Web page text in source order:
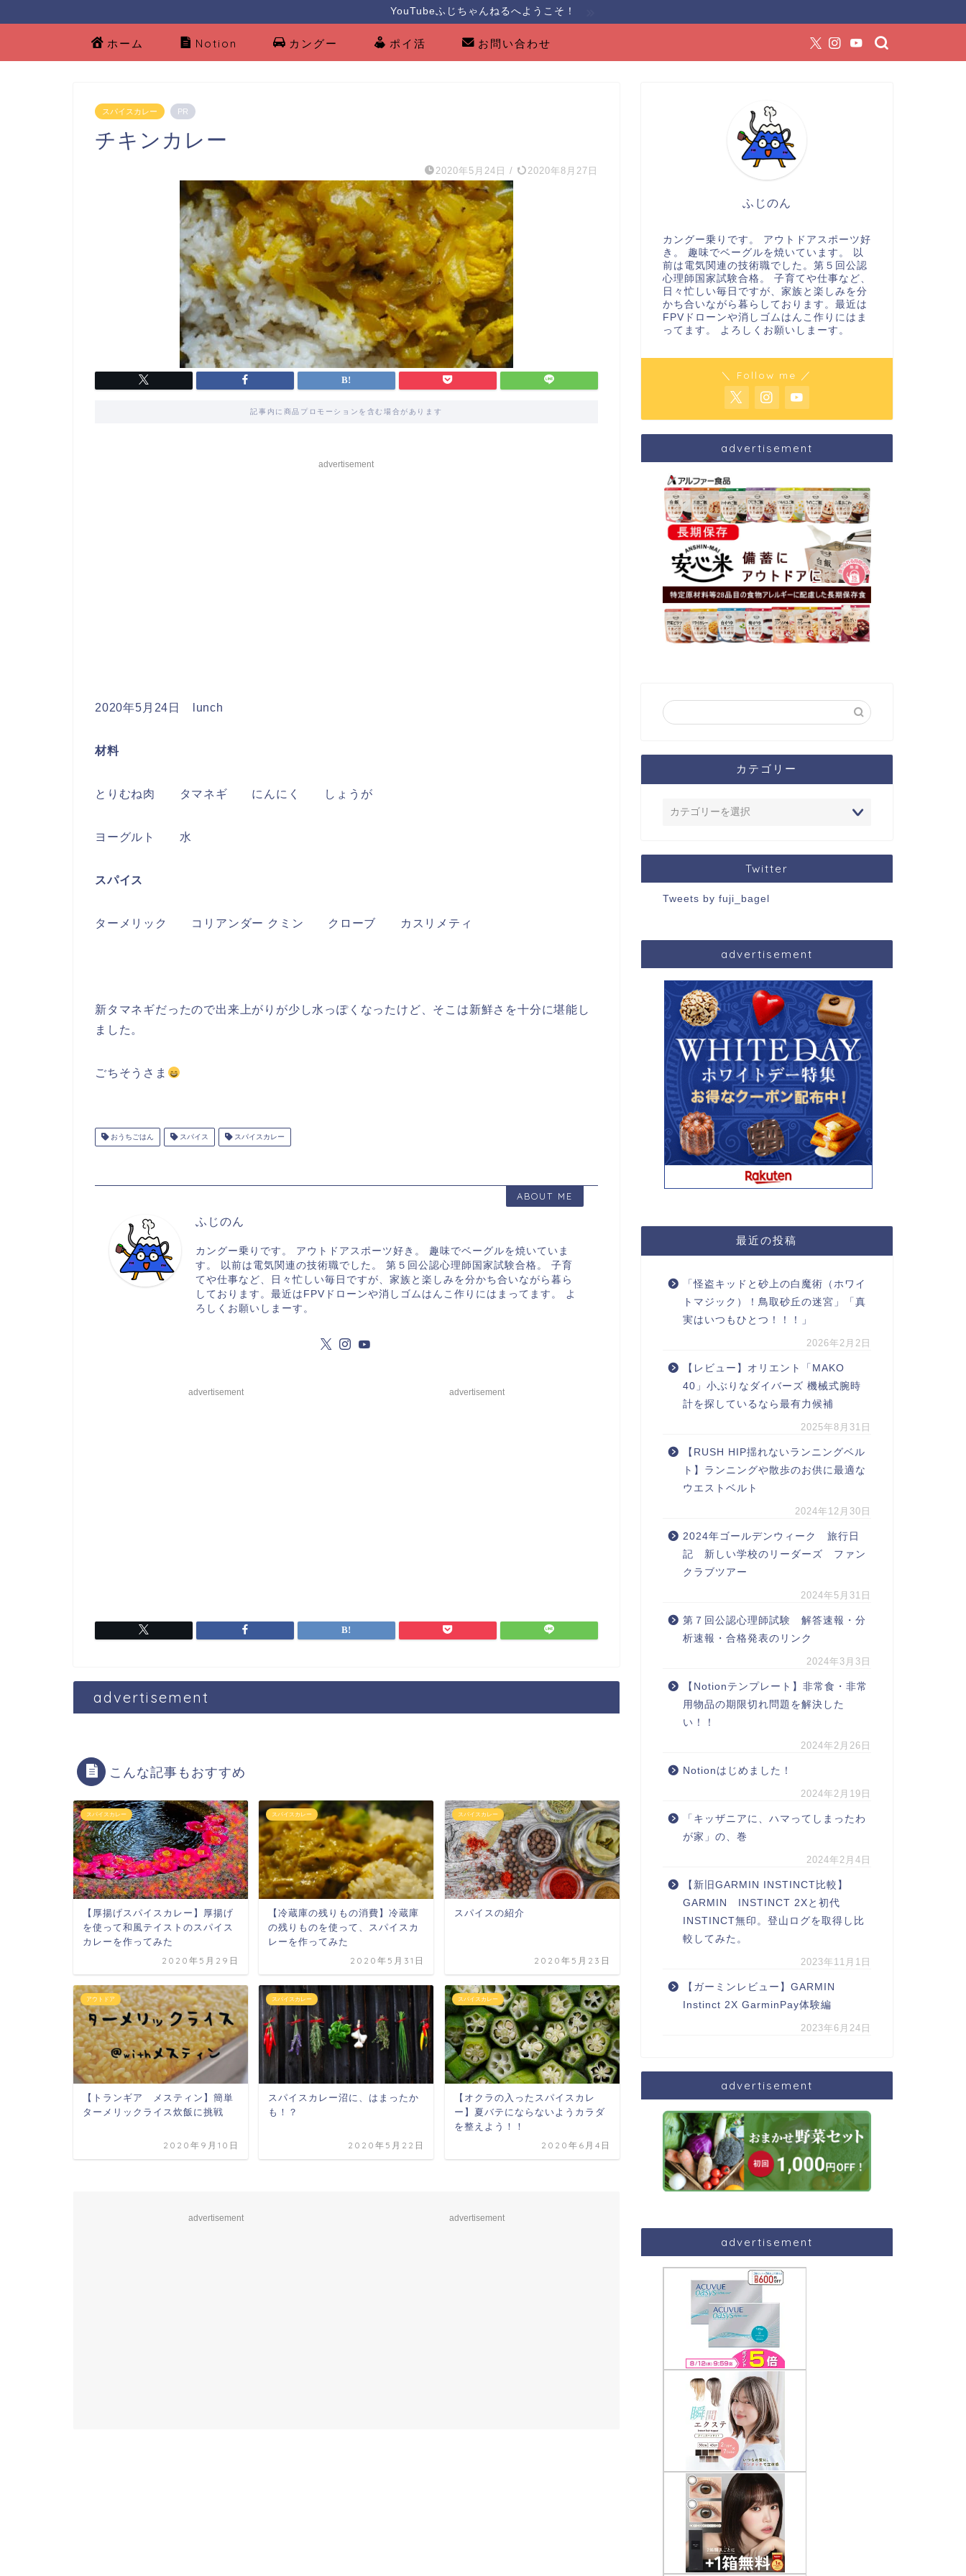
YouTubeふじちゃんねるへようこそ！
ホーム Notion カングー ポイ活 お問い合わせ
スパイスカレー PR
チキンカレー
2020年5月24日 / 2020年8月27日
記事内に商品プロモーションを含む場合があります
advertisement
2020年5月24日 lunch
材料
とりむね肉 タマネギ にんにく しょうが
ヨーグルト 水
スパイス
ターメリック コリアンダー クミン クローブ カスリメティ
新タマネギだったので出来上がりが少し水っぽくなったけど、そこは新鮮さを十分に堪能し
ました。
ごちそうさま
おうちごはん スパイス スパイスカレー
ABOUT ME
ふじのん
カングー乗りです。 アウトドアスポーツ好き。 趣味でベーグルを焼いていま
す。 以前は電気関連の技術職でした。 第５回公認心理師国家試験合格。 子育
てや仕事など、日々忙しい毎日ですが、家族と楽しみを分かち合いながら暮ら
しております。最近はFPVドローンや消しゴムはんこ作りにはまってます。 よ
ろしくお願いしまーす。
advertisement advertisement
advertisement
こんな記事もおすすめ
スパイスカレー
【厚揚げスパイスカレー】厚揚げ
を使って和風テイストのスパイス
カレーを作ってみた
2020年5月29日
スパイスカレー
【冷蔵庫の残りもの消費】冷蔵庫
の残りものを使って、スパイスカ
レーを作ってみた
2020年5月31日
スパイスカレー
スパイスの紹介
2020年5月23日
アウトドア
【トランギア メスティン】簡単
ターメリックライス炊飯に挑戦
2020年9月10日
スパイスカレー
スパイスカレー沼に、はまったか
も！？
2020年5月22日
スパイスカレー
【オクラの入ったスパイスカレ
ー】夏バテにならないようカラダ
を整えよう！！
2020年6月4日
advertisement advertisement
ふじのん
カングー乗りです。 アウトドアスポーツ好
き。 趣味でベーグルを焼いています。 以
前は電気関連の技術職でした。第５回公認
心理師国家試験合格。 子育てや仕事など、
日々忙しい毎日ですが、家族と楽しみを分
かち合いながら暮らしております。最近は
FPVドローンや消しゴムはんこ作りにはま
ってます。 よろしくお願いしまーす。
＼ Follow me ／
advertisement
カテゴリー
Twitter
Tweets by fuji_bagel
advertisement
最近の投稿
「怪盗キッドと砂上の白魔術（ホワイ
トマジック）！鳥取砂丘の迷宮」「真
実はいつもひとつ！！！」
2026年2月2日
【レビュー】オリエント「MAKO
40」小ぶりなダイバーズ 機械式腕時
計を探しているなら最有力候補
2025年8月31日
【RUSH HIP揺れないランニングベル
ト】ランニングや散歩のお供に最適な
ウエストベルト
2024年12月30日
2024年ゴールデンウィーク 旅行日
記 新しい学校のリーダーズ ファン
クラブツアー
2024年5月31日
第７回公認心理師試験 解答速報・分
析速報・合格発表のリンク
2024年3月3日
【Notionテンプレート】非常食・非常
用物品の期限切れ問題を解決した
い！！
2024年2月26日
Notionはじめました！
2024年2月19日
「キッザニアに、ハマってしまったわ
が家」の、巻
2024年2月4日
【新旧GARMIN INSTINCT比較】
GARMIN INSTINCT 2Xと初代
INSTINCT無印。登山ログを取得し比
較してみた。
2023年11月1日
【ガーミンレビュー】GARMIN
Instinct 2X GarminPay体験編
2023年6月24日
advertisement
advertisement